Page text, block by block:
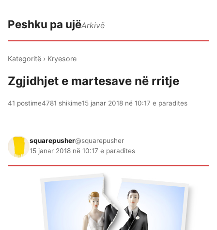
Peshku pa ujëArkivë
Kategoritë › Kryesore
Zgjidhjet e martesave në rritje
41 postime4781 shikime15 janar 2018 në 10:17 e paradites
squarepusher@squarepusher
15 janar 2018 në 10:17 e paradites